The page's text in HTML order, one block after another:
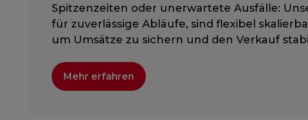
Spitzenzeiten oder unerwartete Ausfälle:
für zuverlässige Abläufe, sind flexibel
um Umsätze zu sichern und den Verkauf
Mehr erfahren